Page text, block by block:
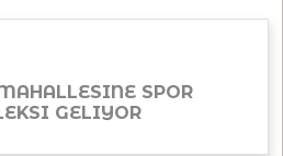
SPOR
GELIYOR